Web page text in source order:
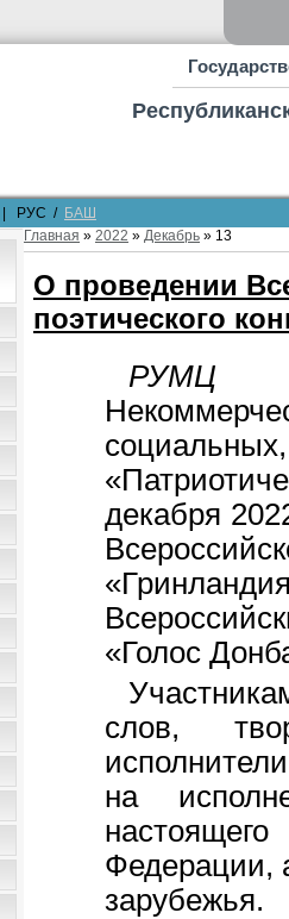
| РУС / БАШ
Главная » 2022 » Декабрь » 13
О проведении
поэтического
РУМЦ
декабря
«Голос
слов,
на
Федерации,
зарубежья.